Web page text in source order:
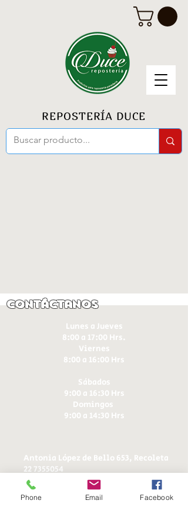
REPOSTERÍA DUCE
Contáctanos
Lunes a Jueves
8:00 a 17:00 Hrs.
Viernes
8:00 a 16:00 Hrs​
Sábados
9:00 a 16:30 Hrs
Domingos
9:00 a 14:30 Hrs
Antonia López de Bello 653, Recoleta
22 7355054
22 7375725
+56 9 75224598
ducereposteria@gmail.com
Phone Email Facebook